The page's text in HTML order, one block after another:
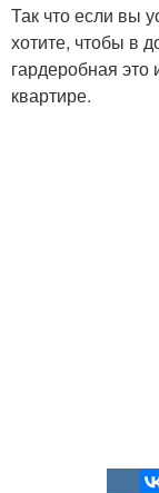
Так что если вы
хотите, чтобы в
гардеробная
квартире.